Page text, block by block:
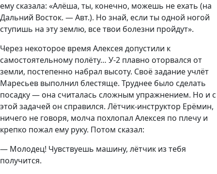
ему сказала: «Алёша, ты, конечно, можешь не ехать (на
Дальний Восток. — Авт.). Но знай, если ты одной ногой
ступишь на эту землю, все твои болезни пройдут».
Через некоторое время Алексея допустили к
самостоятельному полёту… У-2 плавно оторвался от
земли, постепенно набрал высоту. Своё задание учлёт
Маресьев выполнил блестяще. Труднее было сделать
посадку — она считалась сложным упражнением. Но и с
этой задачей он справился. Лётчик-инструктор Ерёмин,
ничего не говоря, молча похлопал Алексея по плечу и
крепко пожал ему руку. Потом сказал:
— Молодец! Чувствуешь машину, лётчик из тебя
получится.